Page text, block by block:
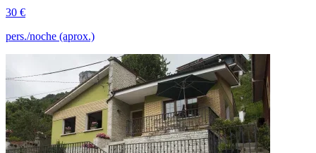
30 €
pers./noche (aprox.)